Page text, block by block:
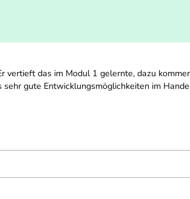
das im Modul 1 gelernte, dazu
gute Entwicklungsmöglichkeiten im